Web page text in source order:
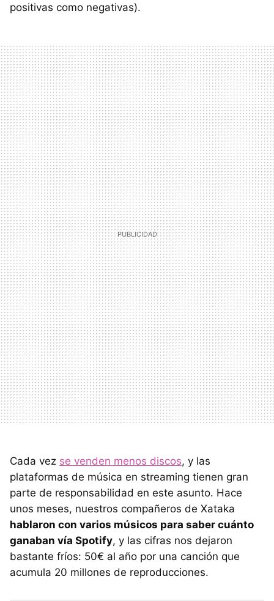
positivas como negativas).
Cada vez se venden menos discos, y las
plataformas de música en streaming tienen gran
parte de responsabilidad en este asunto. Hace
unos meses, nuestros compañeros de Xataka
hablaron con varios músicos para saber cuánto
ganaban vía Spotify, y las cifras nos dejaron
bastante fríos: 50€ al año por una canción que
acumula 20 millones de reproducciones.